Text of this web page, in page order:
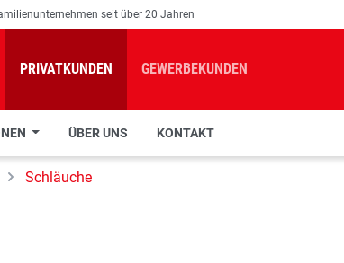
seit über 20 Jahren
PRIVATKUNDEN GEWERBEKUNDEN
ÜBER UNS KONTAKT
Schläuche